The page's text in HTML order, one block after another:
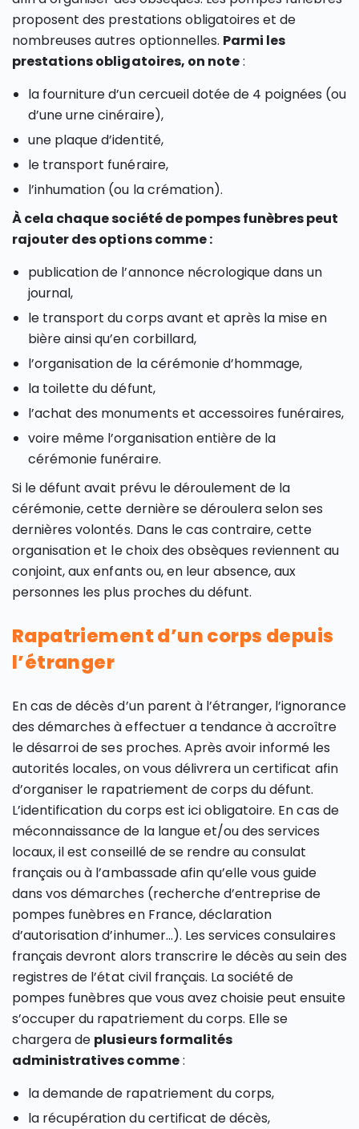
proposent des prestations obligatoires et de
nombreuses autres optionnelles. Parmi les
prestations obligatoires, on note:
la fourniture d’un cercueil dotée de 4 poignées (ou
d’une urne cinéraire),
une plaque d’identité,
le transport funéraire,
l’inhumation (ou la crémation).
À cela chaque société de pompes funèbres peut
rajouter des options comme :
publication de l’annonce nécrologique dans un
journal,
le transport du corps avant et après la mise en
bière ainsi qu’en corbillard,
l’organisation de la cérémonie d’hommage,
la toilette du défunt,
l’achat des monuments et accessoires funéraires,
voire même l’organisation entière de la
cérémonie funéraire.
Si le défunt avait prévu le déroulement de la
cérémonie, cette dernière se déroulera selon ses
dernières volontés. Dans le cas contraire, cette
organisation et le choix des obsèques reviennent au
conjoint, aux enfants ou, en leur absence, aux
personnes les plus proches du défunt.
Rapatriement d’un corps depuis
l’étranger
En cas de décès d’un parent à l’étranger, l’ignorance
des démarches à effectuer a tendance à accroître
le désarroi de ses proches. Après avoir informé les
autorités locales, on vous délivrera un certificat afin
d’organiser le rapatriement de corps du défunt.
L’identification du corps est ici obligatoire. En cas de
méconnaissance de la langue et/ou des services
locaux, il est conseillé de se rendre au consulat
français ou à l’ambassade afin qu’elle vous guide
dans vos démarches (recherche d’entreprise de
pompes funèbres en France, déclaration
d’autorisation d’inhumer…). Les services consulaires
français devront alors transcrire le décès au sein des
registres de l’état civil français. La société de
pompes funèbres que vous avez choisie peut ensuite
s’occuper du rapatriement du corps. Elle se
chargera de plusieurs formalités
administratives comme:
la demande de rapatriement du corps,
la récupération du certificat de décès,